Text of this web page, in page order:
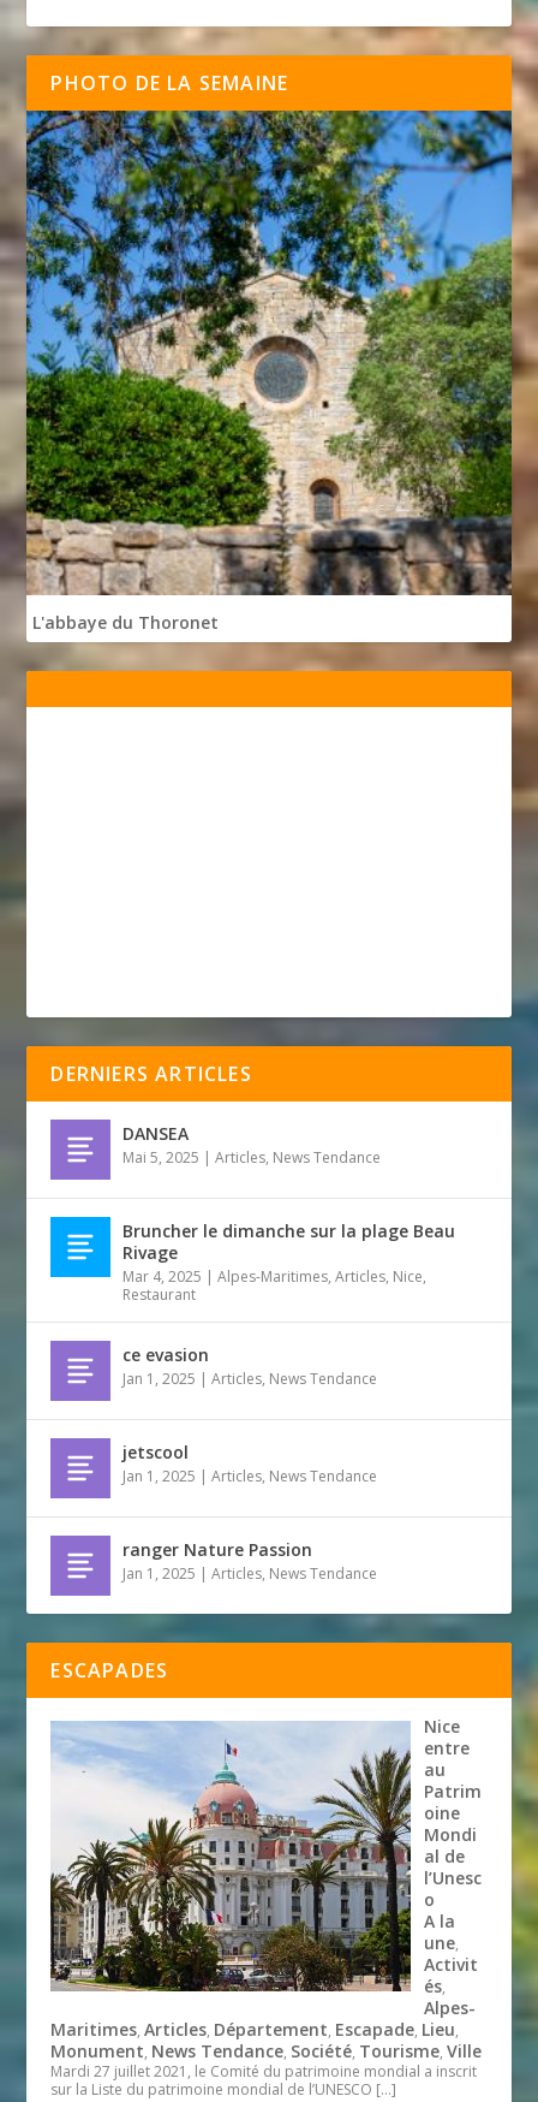
PHOTO DE LA SEMAINE
L'abbaye du Thoronet
DERNIERS ARTICLES
DANSEA
Mai 5, 2025 |Articles, News Tendance
Bruncher le dimanche sur la plage Beau
Rivage
Mar 4, 2025 |Alpes-Maritimes,Articles, Nice,
Restaurant
ce evasion
Jan 1, 2025 |Articles, News Tendance
jetscool
Jan 1, 2025 |Articles, News Tendance
ranger Nature Passion
Jan 1, 2025 |Articles, News Tendance
ESCAPADES
Nice
entre
au
Patrim
oine
Mondi
al de
l’Unesc
o
A la
une,
Activit
és,
Alpes-
Maritimes,Articles, Département, Escapade, Lieu,
Monument, News Tendance, Société, Tourisme,Ville
Mardi 27 juillet 2021, le Comité du patrimoine mondial a inscrit
sur la Liste du patrimoine mondial de l’UNESCO […]